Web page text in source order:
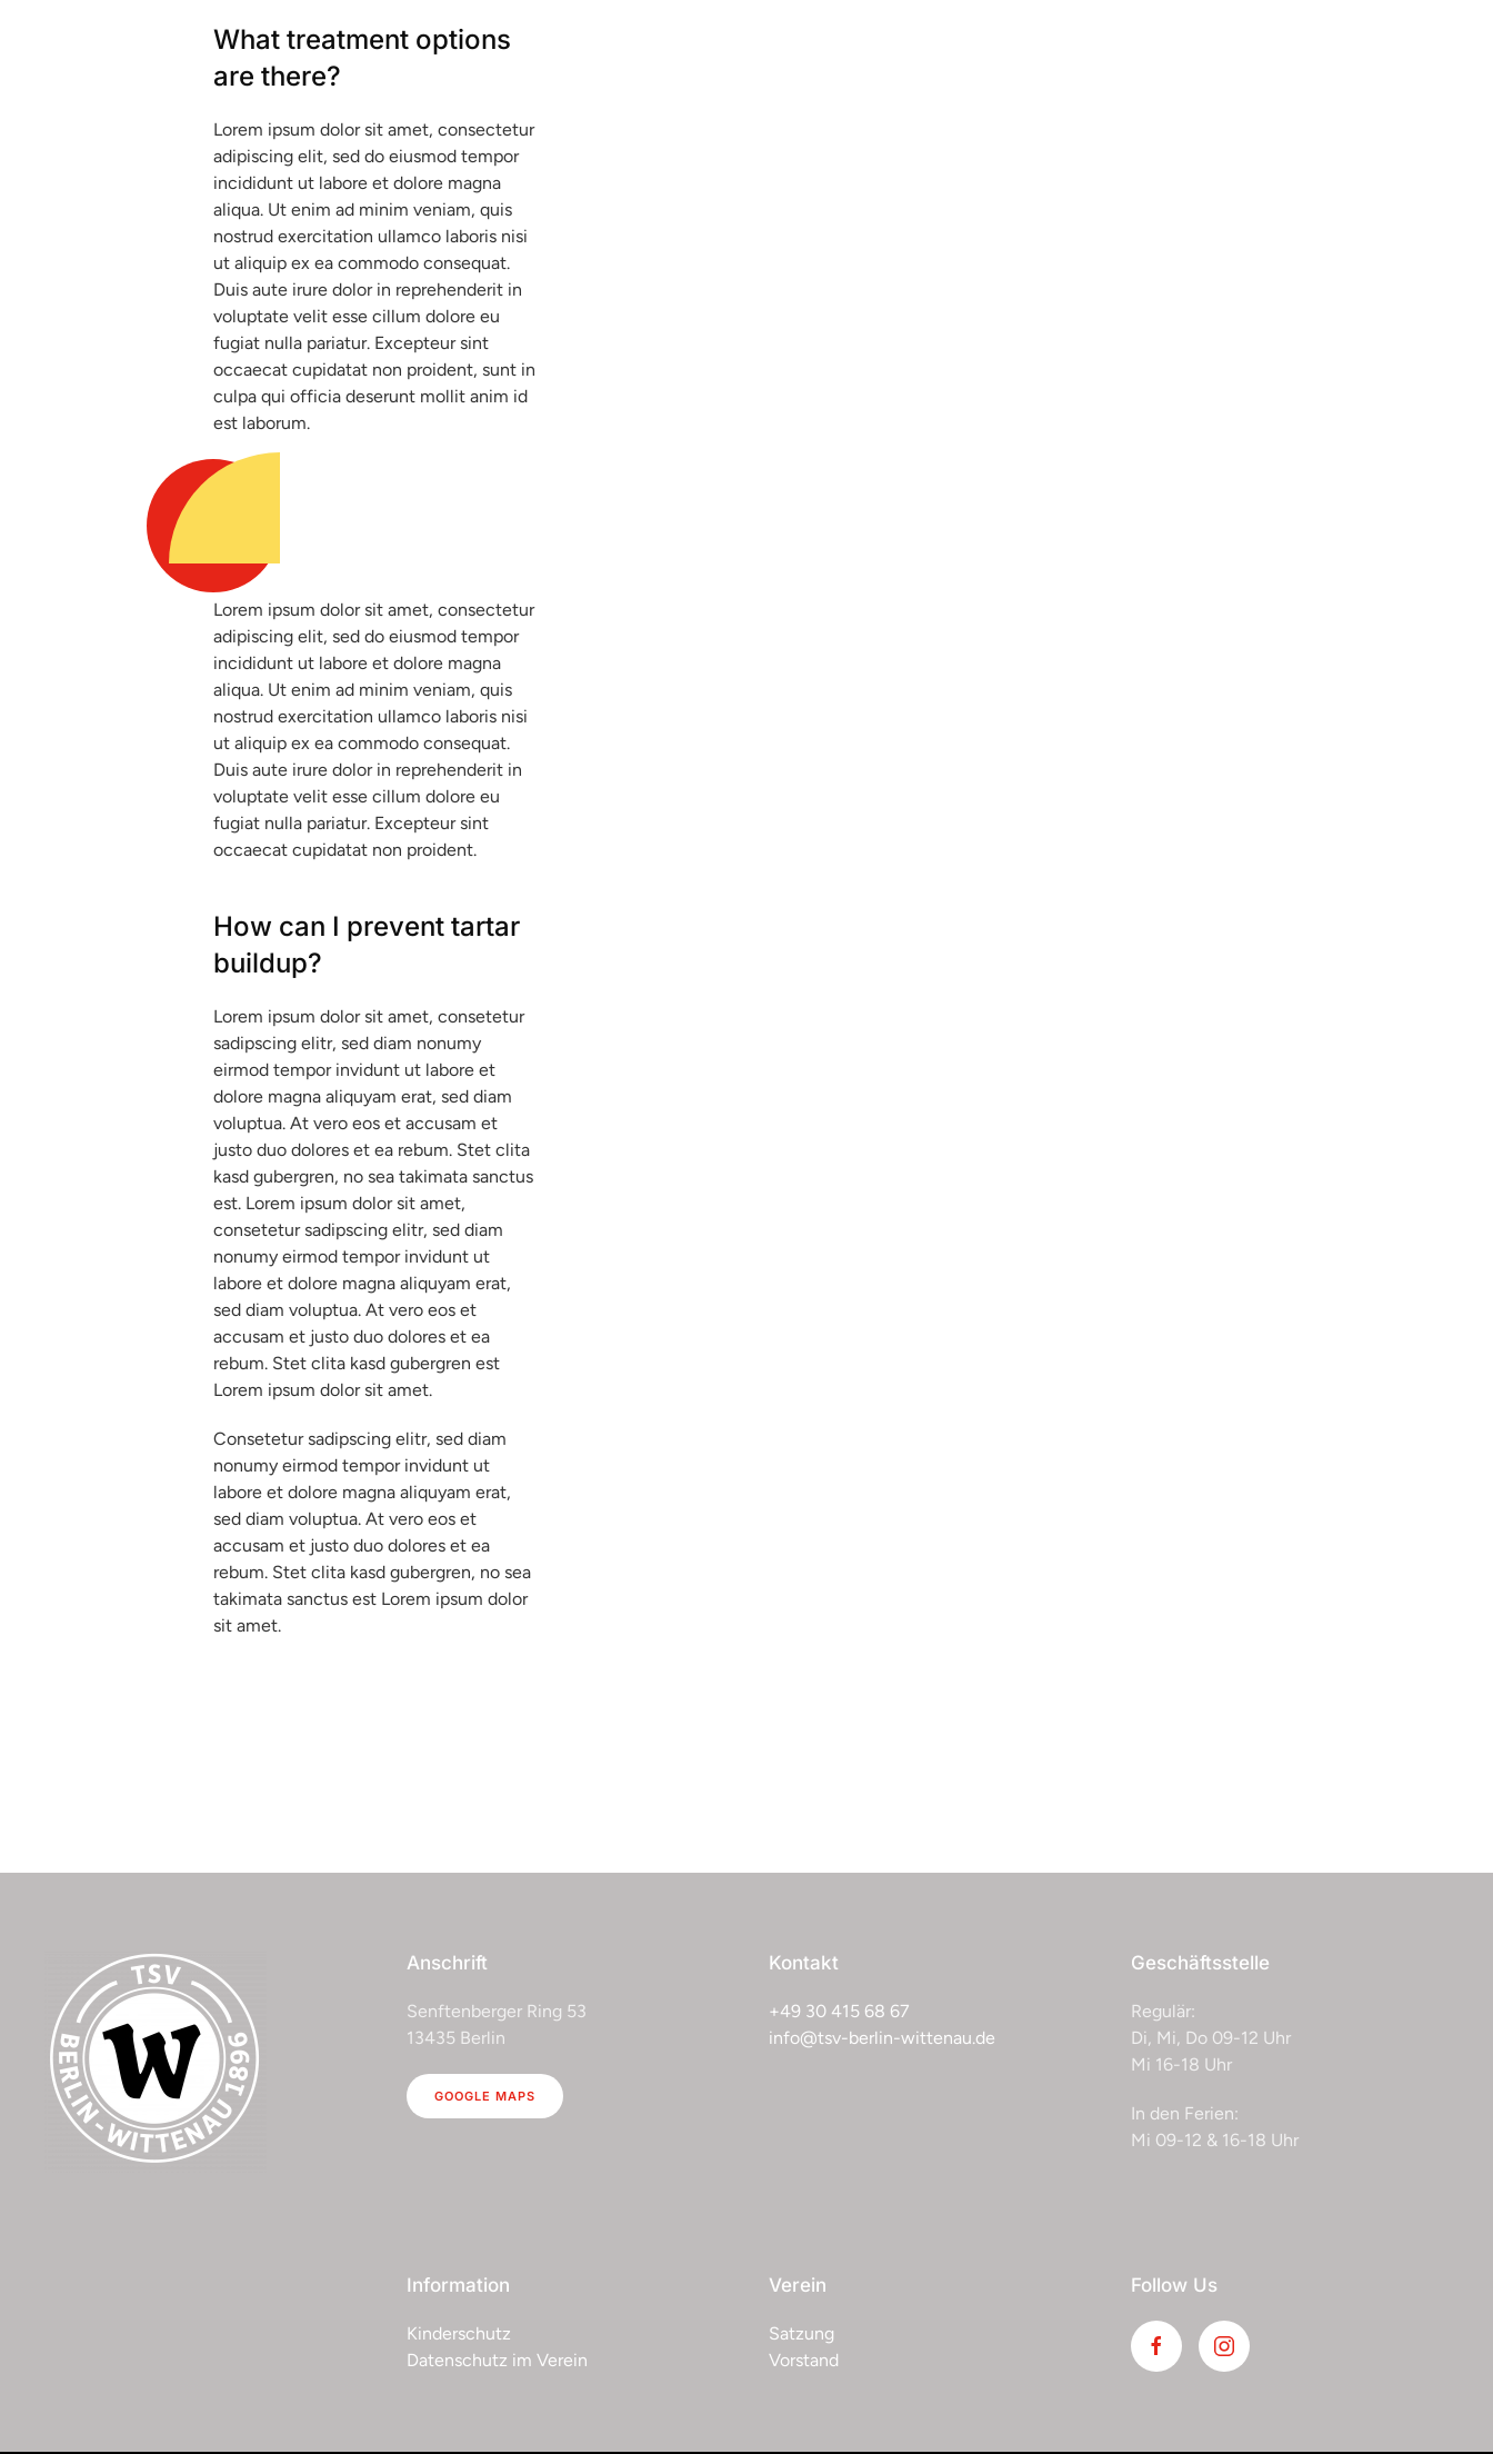
What treatment options
are there?
Lorem ipsum dolor sit amet, consectetur
adipiscing elit, sed do eiusmod tempor
incididunt ut labore et dolore magna
aliqua. Ut enim ad minim veniam, quis
nostrud exercitation ullamco laboris nisi
ut aliquip ex ea commodo consequat.
Duis aute irure dolor in reprehenderit in
voluptate velit esse cillum dolore eu
fugiat nulla pariatur. Excepteur sint
occaecat cupidatat non proident, sunt in
culpa qui officia deserunt mollit anim id
est laborum.
Lorem ipsum dolor sit amet, consectetur
adipiscing elit, sed do eiusmod tempor
incididunt ut labore et dolore magna
aliqua. Ut enim ad minim veniam, quis
nostrud exercitation ullamco laboris nisi
ut aliquip ex ea commodo consequat.
Duis aute irure dolor in reprehenderit in
voluptate velit esse cillum dolore eu
fugiat nulla pariatur. Excepteur sint
occaecat cupidatat non proident.
How can I prevent tartar
buildup?
Lorem ipsum dolor sit amet, consetetur
sadipscing elitr, sed diam nonumy
eirmod tempor invidunt ut labore et
dolore magna aliquyam erat, sed diam
voluptua. At vero eos et accusam et
justo duo dolores et ea rebum. Stet clita
kasd gubergren, no sea takimata sanctus
est. Lorem ipsum dolor sit amet,
consetetur sadipscing elitr, sed diam
nonumy eirmod tempor invidunt ut
labore et dolore magna aliquyam erat,
sed diam voluptua. At vero eos et
accusam et justo duo dolores et ea
rebum. Stet clita kasd gubergren est
Lorem ipsum dolor sit amet.
Consetetur sadipscing elitr, sed diam
nonumy eirmod tempor invidunt ut
labore et dolore magna aliquyam erat,
sed diam voluptua. At vero eos et
accusam et justo duo dolores et ea
rebum. Stet clita kasd gubergren, no sea
takimata sanctus est Lorem ipsum dolor
sit amet.
Anschrift
Senftenberger Ring 53
13435 Berlin
GOOGLE MAPS
Kontakt
+49 30 415 68 67
info@tsv-berlin-wittenau.de
Geschäftsstelle
Regulär:
Di, Mi, Do 09-12 Uhr
Mi 16-18 Uhr
In den Ferien:
Mi 09-12 & 16-18 Uhr
Information
Kinderschutz
Datenschutz im Verein
Verein
Satzung
Vorstand
Follow Us